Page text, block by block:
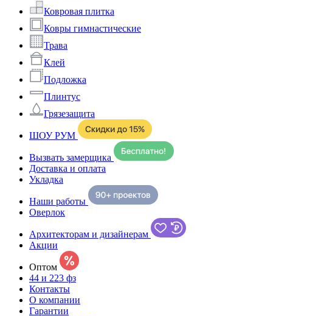
Ковровая плитка
Ковры гимнастические
Трава
Клей
Подложка
Плинтус
Грязезащита
ШОУ РУМ
Вызвать замерщика
Доставка и оплата
Укладка
Наши работы
Оверлок
Архитекторам и дизайнерам
Акции
Оптом
44 и 223 фз
Контакты
О компании
Гарантии